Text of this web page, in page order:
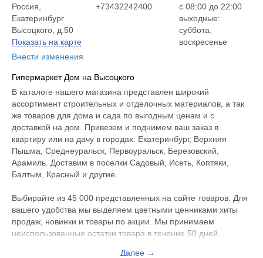
Россия
Екатеринбург
Высоцкого, д.50
Показать на карте
Внести изменения
+73432242400
c 08:00 до 22:00
выходные:
суббота,
воскресенье
Гипермаркет Дом на Высоцкого
В каталоге нашего магазина представлен широкий
ассортимент строительных и отделочных материалов, а так
же товаров для дома и сада по выгодным ценам и с
доставкой на дом. Привезем и поднимем ваш заказ в
квартиру или на дачу в городах: Екатеринбург, Верхняя
Пышма, Среднеуральск, Первоуральск, Березовский,
Арамиль. Доставим в поселки Садовый, Исеть, Коптяки,
Балтым, Красный и другие.
Выбирайте из 45 000 представленных на сайте товаров. Для
вашего удобства мы выделяем цветными ценниками хиты
продаж, новинки и товары по акции. Мы принимаем
неиспользованные остатки товара в течение 50 дней.
Далее →